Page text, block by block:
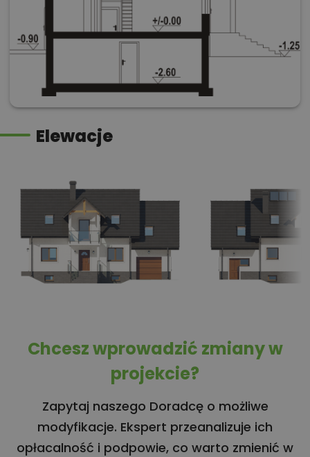
Elewacje
Chcesz wprowadzić zmiany w
projekcie?
Zapytaj naszego Doradcę o możliwe
modyfikacje. Ekspert przeanalizuje ich
opłacalność i podpowie, co warto zmienić w